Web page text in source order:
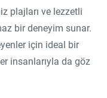
plajları ve lezzetli
bir deneyim sunar.
için ideal bir
insanlarıyla da göz